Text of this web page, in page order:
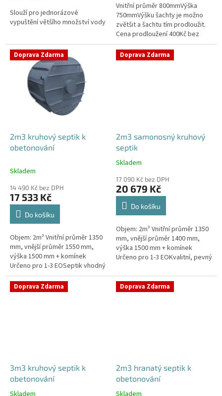
Slouží pro jednorázové
vypuštění většího množství vody
hvězdiček.
Vnitřní průměr 800mmVýška
750mmVýšku šachty je možno
zvětšit a šachtu tím prodloužit.
Cena prodloužení 400Kč bez
DPH/10cm.V případě potřeby
prodloužení šachty napište
svůj...
Doprava Zdarma
2m3 kruhový septik k
obetonování
Skladem
14 490 Kč bez DPH
17 533 Kč
Do košíku
Objem: 2m³ Vnitřní průměr 1350
mm, vnější průměr 1550 mm,
výška 1500 mm + komínek
Určeno pro 1-3 EOSeptik vhodný
pod parkovací stání,
komunikace a do jílovité
zeminyPrůměr...
Doprava Zdarma
2m3 samonosný kruhový
septik
Průměrné
produktu
je
4,6
hvězdiček.
Skladem
17 090 Kč bez DPH
20 679 Kč
Do košíku
Objem: 2m³ Vnitřní průměr 1350
mm, vnější průměr 1400 mm,
výška 1500 mm + komínek
Určeno pro 1-3 EOKvalitní, pevný
obetonováníPrůměr a pozici
přítoku a odtoku...
Doprava Zdarma
3m3 kruhový septik k
obetonování
Doprava Zdarma
2m3 hranatý septik k
obetonování